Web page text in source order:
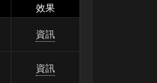
效果
資訊
資訊